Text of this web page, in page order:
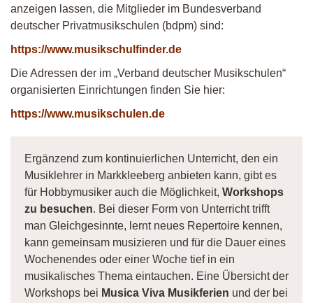
anzeigen lassen, die Mitglieder im Bundesverband
deutscher Privatmusikschulen (bdpm) sind:
https://www.musikschulfinder.de
Die Adressen der im „Verband deutscher Musikschulen“
organisierten Einrichtungen finden Sie hier:
https://www.musikschulen.de
Ergänzend zum kontinuierlichen Unterricht, den ein
Musiklehrer in Markkleeberg anbieten kann, gibt es
für Hobbymusiker auch die Möglichkeit, Workshops
zu besuchen. Bei dieser Form von Unterricht trifft
man Gleichgesinnte, lernt neues Repertoire kennen,
kann gemeinsam musizieren und für die Dauer eines
Wochenendes oder einer Woche tief in ein
musikalisches Thema eintauchen. Eine Übersicht der
Workshops bei Musica Viva Musikferien und der bei